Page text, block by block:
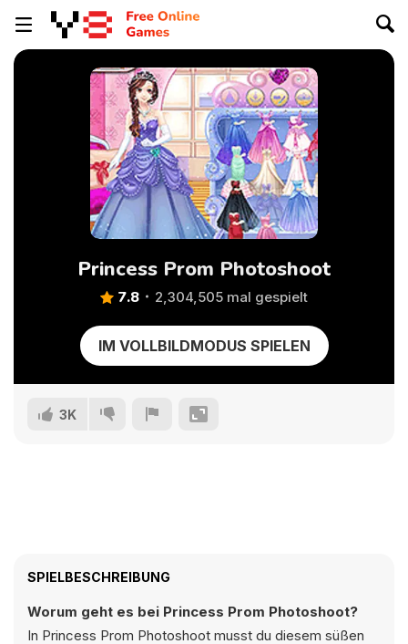
Princess Prom Photoshoot
7.8 2,304,505 mal gespielt
IM VOLLBILDMODUS SPIELEN
3K
SPIELBESCHREIBUNG
Worum geht es bei Princess Prom Photoshoot?
In Princess Prom Photoshoot musst du diesem süßen